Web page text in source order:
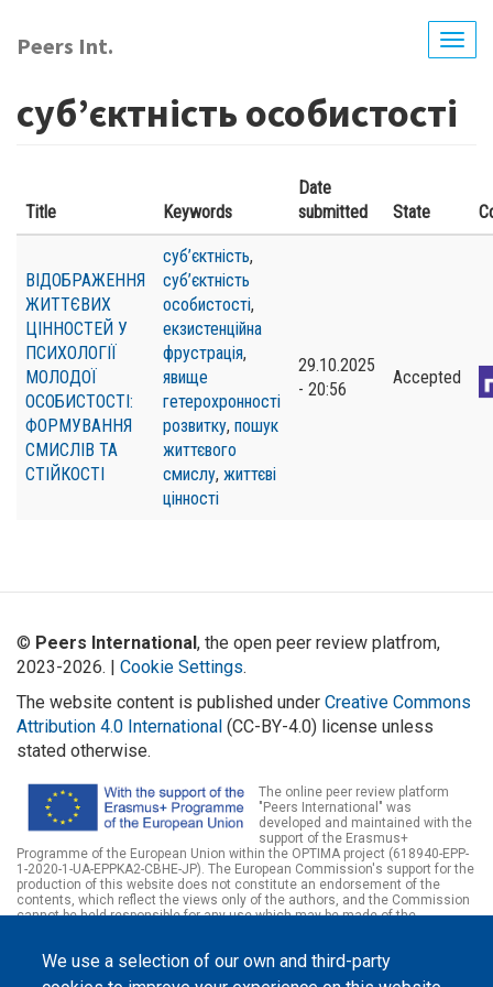
main
Peers Int.
суб’єктність особистості
Title Keywords
Date
submitted
State
ВІДОБРАЖЕННЯ
ЖИТТЄВИХ
ЦІННОСТЕЙ У
ПСИХОЛОГІЇ
МОЛОДОЇ
ОСОБИСТОСТІ:
ФОРМУВАННЯ
СМИСЛІВ ТА
СТІЙКОСТІ
суб’єктність,
суб’єктність
особистості,
екзистенційна
фрустрація,
явище
гетерохронності
розвитку, пошук
життєвого
смислу, життєві
цінності
29.10.2025
- 20:56
Accepted
We use a selection of our own and third-party
© Peers International, the open peer review platfrom,
2023-2026. | Cookie Settings.
The website content is published under Creative Commons
Attribution 4.0 International (CC-BY-4.0) license unless
stated otherwise.
The online peer review platform
"Peers International" was
developed and maintained with the
support of the Erasmus+
Programme of the European Union within the OPTIMA project (618940-EPP-
1-2020-1-UA-EPPKA2-CBHE-JP). The European Commission's support for the
production of this website does not constitute an endorsement of the
contents, which reflect the views only of the authors, and the Commission
cannot be held responsible for any use which may be made of the